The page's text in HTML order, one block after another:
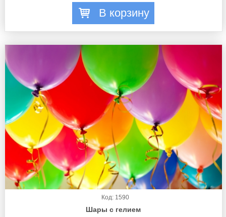
В корзину
Код: 1590
Шары с гелием